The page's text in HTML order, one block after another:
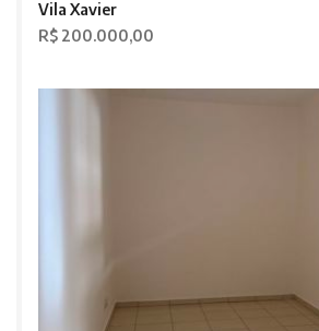
Vila Xavier
R$ 200.000,00